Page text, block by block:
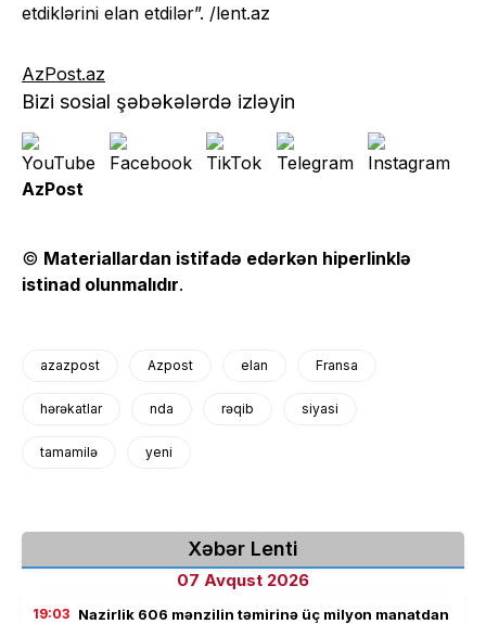
etdiklərini elan etdilər”. /lent.az
AzPost.az
Bizi sosial şəbəkələrdə izləyin
AzPost
© Materiallardan istifadə edərkən hiperlinklə
istinad olunmalıdır.
azazpost Azpost elan Fransa
hərəkatlar nda rəqib siyasi
tamamilə yeni
Xəbər Lenti
07 Avqust 2026
19:03 Nazirlik 606 mənzilin təmirinə üç milyon manatdan